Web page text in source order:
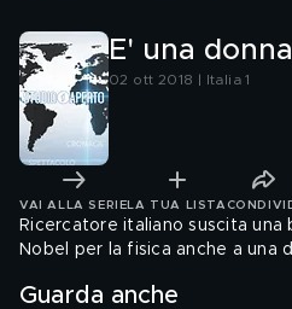
E' una
02 ott 2018 | Italia 1
VAI ALLA SERIE LA TUA LISTA
Ricercatore italiano suscita una
Nobel per la fisica anche a una
Guarda anche